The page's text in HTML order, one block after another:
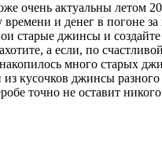
очень актуальны летом
времени и денег в погоне
старые джинсы и
а если, по счастливой
много старых
из кусочков джинсы
точно не оставит никого